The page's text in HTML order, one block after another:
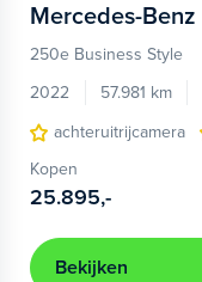
Mercedes-Benz
250e Business Style
2022
57.981 km
achteruitrijcamera
Kopen
25.895,-
Bekijken